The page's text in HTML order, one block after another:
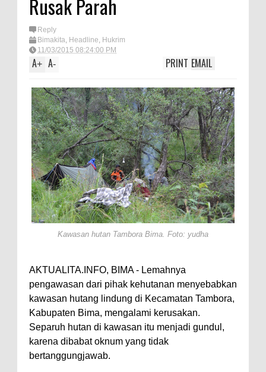
TEGAS! Kapolres Bima PTDH 1
Personel Berprestasi
Staf Ahli Tekankan Peran
Perempuan sebagai Penggerak
Ekonomi Keluarga pada
Pelatihan Kewirausahaan Kota
Bima
Si Dokes Polres Bima Cek
Kesehatan Korban Kapal Wisata
yang Tenggelam di Perairan
Sanggar
Satpolairud Polres Bima dan Tim
Kapal Wisata Tenggelam di
Perairan Sanggar
Perkuat Soliditas-Sinergi,
Kapolres Bima Silaturahmi ke
Kejari dan Kodim 1608
Nobar Piala Dunia Argentina vs
Rusak Parah
Reply
Bimakita, Headline, Hukrim
11/03/2015 08:24:00 PM
A+ A- EMAIL
PRINT
Kawasan hutan Tambora Bima. Foto: yudha
AKTUALITA.INFO, BIMA - Lemahnya
pengawasan dari pihak kehutanan menyebabkan
kawasan hutang lindung di Kecamatan Tambora,
Kabupaten Bima, mengalami kerusakan.
Separuh hutan di kawasan itu menjadi gundul,
karena dibabat oknum yang tidak
bertanggungjawab.